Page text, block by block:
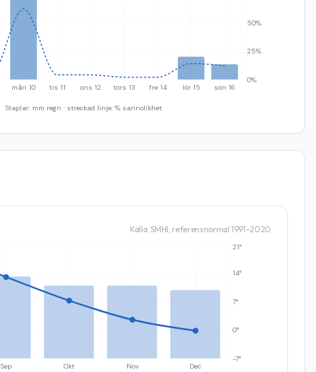
mån 10 tis 11 ons 12 tors 13 fre 14 lör 15 sön 16
0%
25%
50%
Staplar: mm regn · streckad linje: % sannolikhet
Källa: SMHI, referensnormal 1991–2020
Sep Okt Nov Dec
-7°
0°
7°
14°
21°